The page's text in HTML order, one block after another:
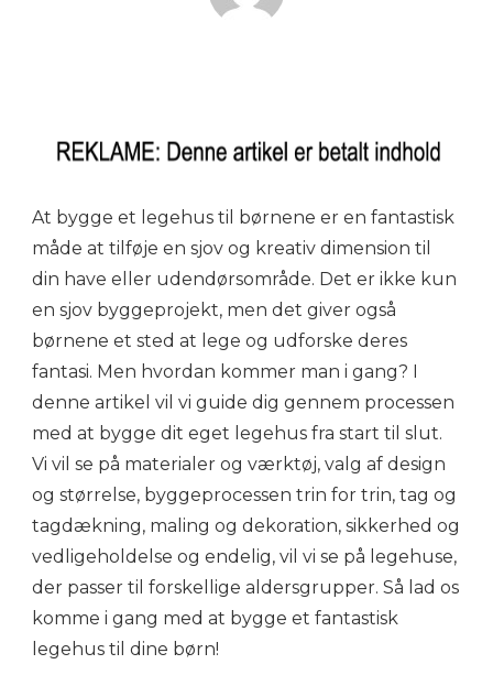
At bygge et legehus til børnene er en fantastisk
måde at tilføje en sjov og kreativ dimension til
din have eller udendørsområde. Det er ikke kun
en sjov byggeprojekt, men det giver også
børnene et sted at lege og udforske deres
fantasi. Men hvordan kommer man i gang? I
denne artikel vil vi guide dig gennem processen
med at bygge dit eget legehus fra start til slut.
Vi vil se på materialer og værktøj, valg af design
og størrelse, byggeprocessen trin for trin, tag og
tagdækning, maling og dekoration, sikkerhed og
vedligeholdelse og endelig, vil vi se på legehuse,
der passer til forskellige aldersgrupper. Så lad os
komme i gang med at bygge et fantastisk
legehus til dine børn!